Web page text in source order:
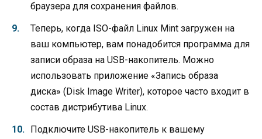
браузера для сохранения файлов.
Теперь, когда ISO-файл Linux Mint загружен на
ваш компьютер, вам понадобится программа для
записи образа на USB-накопитель. Можно
использовать приложение «Запись образа
диска» (Disk Image Writer), которое часто входит в
состав дистрибутива Linux.
Подключите USB-накопитель к вашему